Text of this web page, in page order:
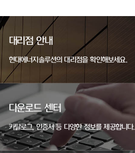
대리점 안내
현대에너지솔루션의 대리점을 확인해보세요.
다운로드 센터
카탈로그, 인증서 등 다양한 정보를 제공합니다.